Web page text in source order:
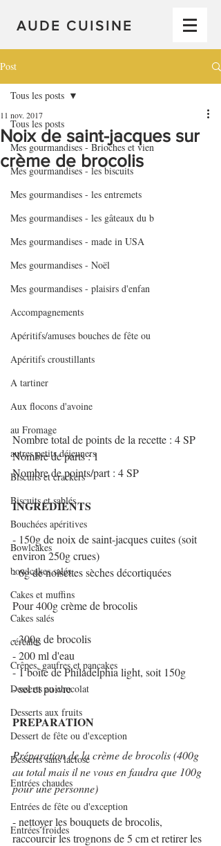
AUDE CUISINE
Post
Tous les posts
Mes gourmandises - Brioches et vien
Mes gourmandises - les biscuits
Mes gourmandises - les entremets
Mes gourmandises - les gâteaux du b
Mes gourmandises - made in USA
Mes gourmandises - Noël
Mes gourmandises - plaisirs d'enfan
Accompagnements
Apéritifs/amuses bouches de fête ou
Apéritifs croustillants
A tartiner
Aux flocons d'avoine
au Fromage
autres petits déjeuners
Biscuits et crackers
Biscuits et sablés
Bouchées apéritives
Bowlcakes
bowlcakes salés
Cakes et muffins
Cakes salés
céréales
Crêpes, gaufres et pancakes
Desserts au chocolat
Desserts aux fruits
Dessert de fête ou d'exception
Desserts sans lactose
Entrées chaudes
Entrées de fête ou d'exception
Entrées froides
Tous les posts
Noix de saint-jacques sur
crème de brocolis
11 nov. 2017
Nombre total de points de la recette : 4 SP
Nombre de parts : 1
Nombre de points/part : 4 SP
INGREDIENTS
- 150g de noix de saint-jacques cuites (soit
environ 250g crues)
- 6g de noisettes sèches décortiquées
Pour 400g crème de brocolis
- 300g de brocolis
- 200 ml d'eau
- 1 boîte de Philadelphia light, soit 150g
- sel et poivre
PREPARATION
Préparation de la crème de brocolis (400g
au total mais il ne vous en faudra que 100g
pour une personne)
- nettoyer les bouquets de brocolis,
raccourcir les trognons de 5 cm et retirer les